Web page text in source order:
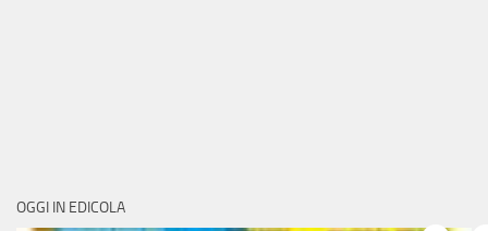
OGGI IN EDICOLA